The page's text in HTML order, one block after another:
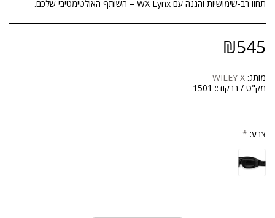
תחוו רב-שימושיות והגנה עם WX Lynx – השותף האולטימטיבי שלכם.
₪545
מותג: WILEY X
מק"ט / ברקוד:: 1501
צבע: *